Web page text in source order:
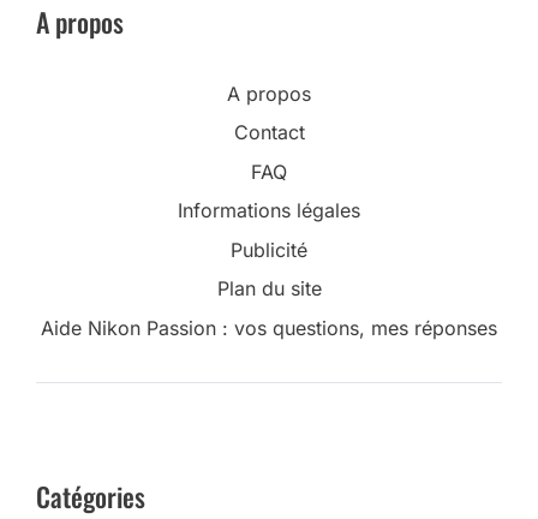
A propos
A propos
Contact
FAQ
Informations légales
Publicité
Plan du site
Aide Nikon Passion : vos questions, mes réponses
Catégories